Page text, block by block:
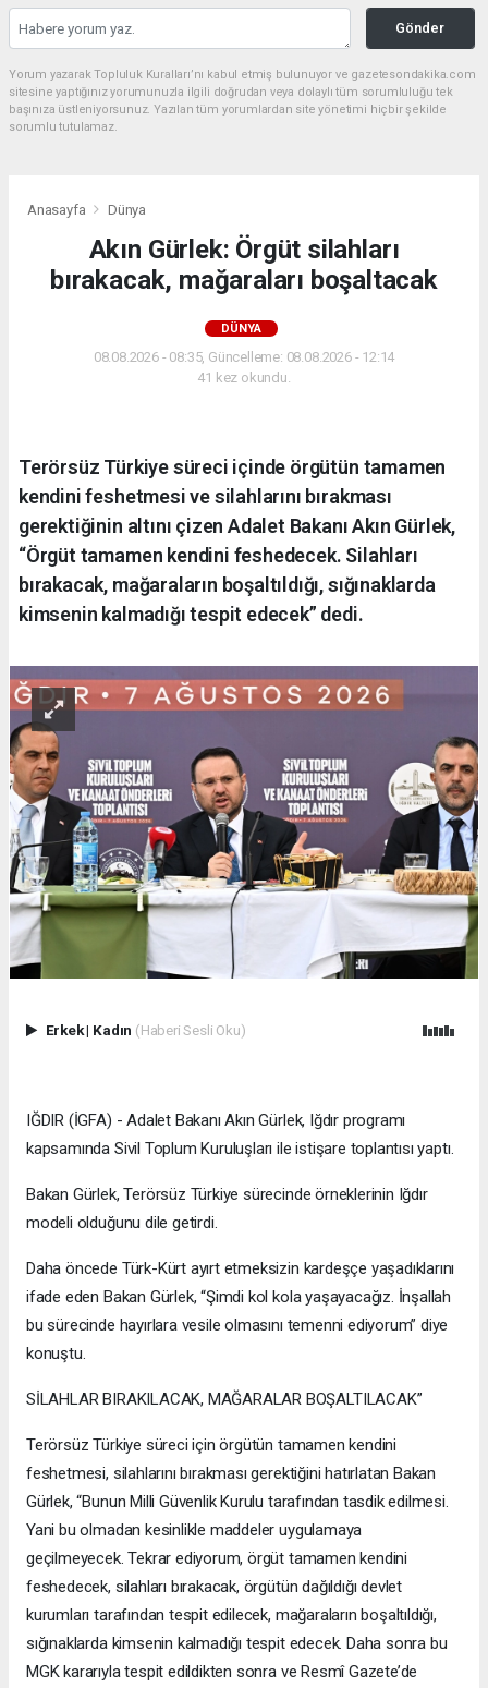
Gönder
Yorum yazarak Topluluk Kuralları’nı kabul etmiş bulunuyor ve gazetesondakika.com
sitesine yaptığınız yorumunuzla ilgili doğrudan veya dolaylı tüm sorumluluğu tek
başınıza üstleniyorsunuz. Yazılan tüm yorumlardan site yönetimi hiçbir şekilde
sorumlu tutulamaz.
Anasayfa Dünya
Akın Gürlek: Örgüt silahları
bırakacak, mağaraları boşaltacak
DÜNYA
08.08.2026 - 08:35, Güncelleme: 08.08.2026 - 12:14
41 kez okundu.
Terörsüz Türkiye süreci içinde örgütün tamamen
kendini feshetmesi ve silahlarını bırakması
gerektiğinin altını çizen Adalet Bakanı Akın Gürlek,
“Örgüt tamamen kendini feshedecek. Silahları
bırakacak, mağaraların boşaltıldığı, sığınaklarda
kimsenin kalmadığı tespit edecek” dedi.
Erkek| Kadın (Haberi Sesli Oku)
IĞDIR (İGFA) - Adalet Bakanı Akın Gürlek, Iğdır programı
kapsamında Sivil Toplum Kuruluşları ile istişare toplantısı yaptı.
Bakan Gürlek, Terörsüz Türkiye sürecinde örneklerinin Iğdır
modeli olduğunu dile getirdi.
Daha öncede Türk-Kürt ayırt etmeksizin kardeşçe yaşadıklarını
ifade eden Bakan Gürlek, “Şimdi kol kola yaşayacağız. İnşallah
bu sürecinde hayırlara vesile olmasını temenni ediyorum” diye
konuştu.
SİLAHLAR BIRAKILACAK, MAĞARALAR BOŞALTILACAK”
Terörsüz Türkiye süreci için örgütün tamamen kendini
feshetmesi, silahlarını bırakması gerektiğini hatırlatan Bakan
Gürlek, “Bunun Milli Güvenlik Kurulu tarafından tasdik edilmesi.
Yani bu olmadan kesinlikle maddeler uygulamaya
geçilmeyecek. Tekrar ediyorum, örgüt tamamen kendini
feshedecek, silahları bırakacak, örgütün dağıldığı devlet
kurumları tarafından tespit edilecek, mağaraların boşaltıldığı,
sığınaklarda kimsenin kalmadığı tespit edecek. Daha sonra bu
MGK kararıyla tespit edildikten sonra ve Resmî Gazete’de